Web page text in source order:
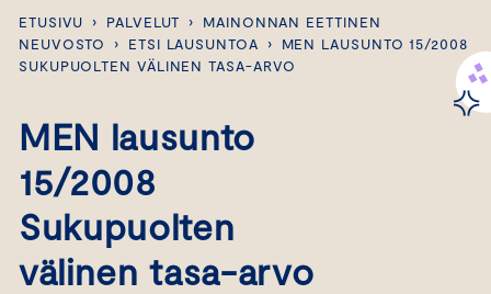
ETUSIVU › PALVELUT ›
MAINONNAN EETTINEN
NEUVOSTO
› ETSI LAUSUNTOA ›
MEN LAUSUNTO 15/2008
SUKUPUOLTEN VÄLINEN TASA-ARVO
MEN lausunto
15/2008
Sukupuolten
välinen tasa-arvo